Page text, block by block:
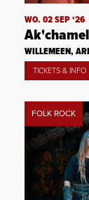
WO. 02 SEP ‘26
Ak'chamel
WILLEMEEN,
TICKETS & INFO
FOLK ROCK